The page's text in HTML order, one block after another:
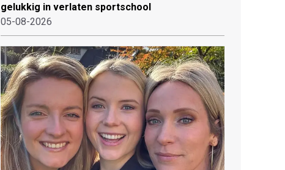
gelukkig in verlaten sportschool
05-08-2026